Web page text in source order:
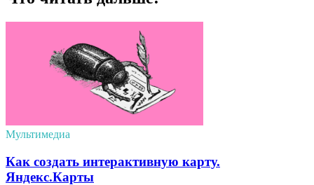
Мультимедиа
Как создать интерактивную карту.
Яндекс.Карты